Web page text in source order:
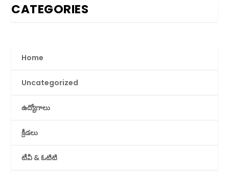
CATEGORIES
Home
Uncategorized
ఉద్యోగాలు
క్రీడలు
టీవీ & ఓటిటి